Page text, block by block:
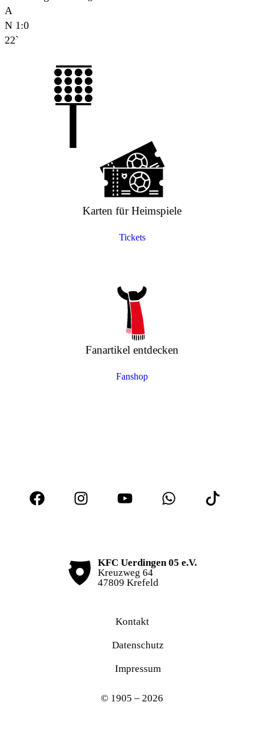
A
N 1:0
22`
Karten für Heimspiele
Tickets
Fanartikel entdecken
Fanshop
KFC Uerdingen 05 e.V.
Kreuzweg 64
47809 Krefeld
Kontakt
Datenschutz
Impressum
© 1905 – 2026